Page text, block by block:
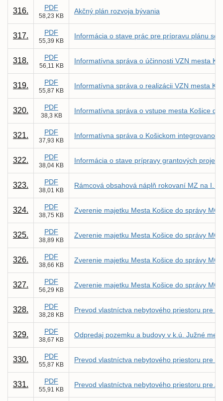
316. PDF
58,23 KB
Akčný plán rozvoja bývania
317. PDF
55,39 KB
Informácia o stave prác pre prípravu plánu
318. PDF
56,11 KB
Informatívna správa o účinnosti VZN mesta
319. PDF
55,87 KB
Informatívna správa o realizácii VZN mesta
320. PDF
38,3 KB
Informatívna správa o vstupe mesta Košice
321. PDF
37,93 KB
Informatívna správa o Košickom
322. PDF
38,04 KB
Informácia o stave prípravy grantových
323. PDF
38,01 KB
Rámcová obsahová náplň rokovaní MZ na I.
324. PDF
38,75 KB
Zverenie majetku Mesta Košice do správy MČ
325. PDF
38,89 KB
Zverenie majetku Mesta Košice do správy MČ
326. PDF
38,66 KB
Zverenie majetku Mesta Košice do správy MČ
327. PDF
56,29 KB
Zverenie majetku Mesta Košice do správy MČ
328. PDF
38,28 KB
Prevod vlastníctva nebytového priestoru pre
329. PDF
38,67 KB
Odpredaj pozemku a budovy v k.ú. Južné
330. PDF
55,87 KB
Prevod vlastníctva nebytového priestoru pre
331. PDF
55,91 KB
Prevod vlastníctva nebytového priestoru pre